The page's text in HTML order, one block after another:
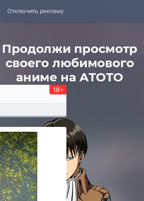
Отключить рекламу
18+